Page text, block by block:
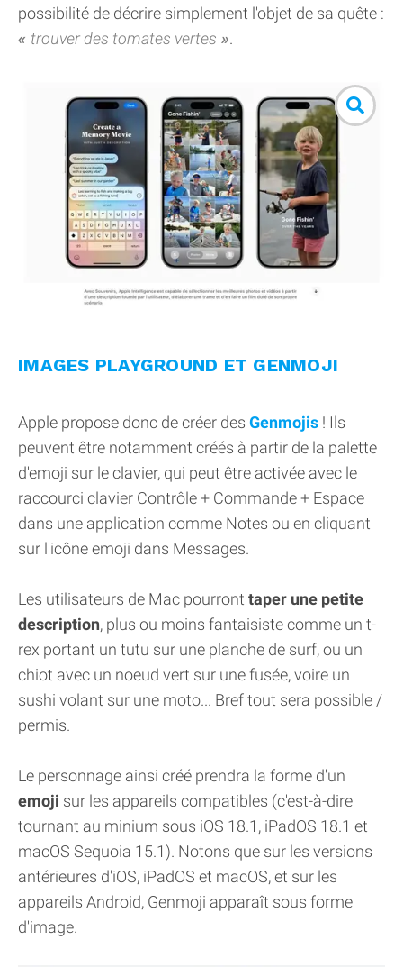
possibilité de décrire simplement l'objet de sa quête :
trouver des tomates vertes
.
IMAGES PLAYGROUND ET GENMOJI
Apple propose donc de créer des Genmojis ! Ils
peuvent être notamment créés à partir de la palette
d'emoji sur le clavier, qui peut être activée avec le
raccourci clavier Contrôle + Commande + Espace
dans une application comme Notes ou en cliquant
sur l'icône emoji dans Messages.
Les utilisateurs de Mac pourront taper une petite
description, plus ou moins fantaisiste comme un t-
rex portant un tutu sur une planche de surf, ou un
chiot avec un noeud vert sur une fusée, voire un
sushi volant sur une moto... Bref tout sera possible /
permis.
Le personnage ainsi créé prendra la forme d'un
emoji sur les appareils compatibles (c'est-à-dire
tournant au minium sous iOS 18.1, iPadOS 18.1 et
macOS Sequoia 15.1). Notons que sur les versions
antérieures d'iOS, iPadOS et macOS, et sur les
appareils Android, Genmoji apparaît sous forme
d'image.